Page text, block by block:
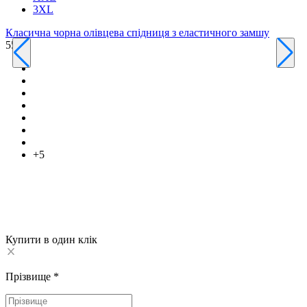
3XL
Класична чорна олівцева спідниця з еластичного замшу
550 ₴
+5
Купити в один клік
Прізвище *